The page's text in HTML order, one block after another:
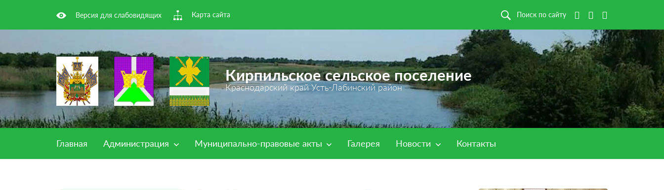
Версия для слабовидящих Карта сайта Поиск по сайту
Кирпильское сельское поселение
Краснодарский край Усть-Лабинский район
Главная Администрация Муниципально-правовые акты Галерея Новости Контакты